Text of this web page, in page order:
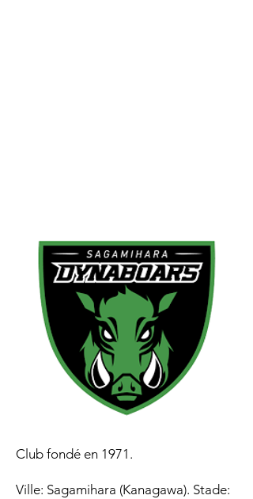
Club fondé en 1971.
Ville: Sagamihara (Kanagawa). Stade: